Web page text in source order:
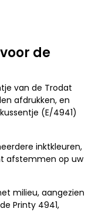
de
van de Trodat
afdrukken, en
(E/4941)
inktkleuren,
afstemmen op uw
milieu, aangezien
Printy 4941,